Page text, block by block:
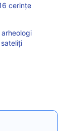
cerințe